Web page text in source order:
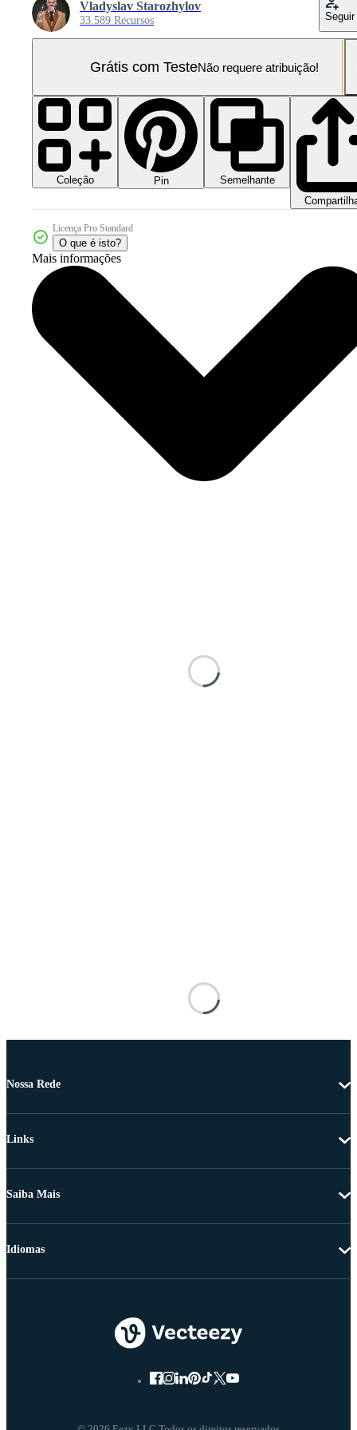
Vladyslav Starozhylov
33.589 Recursos Seguir
Grátis com TesteNão requere atribuição!
Coleção Pin
Semelhante
Licença Pro Standard
O que é isto?
Mais informações
Nossa Rede
Links
Saiba Mais
Idiomas